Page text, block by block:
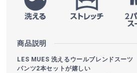
商品説明
LES MUES 洗えるウールブレンドスーツ
パンツ2本セットが嬉しい